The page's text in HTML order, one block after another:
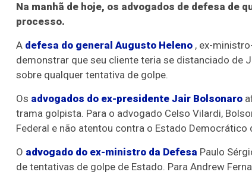
Na manhã de hoje, os advogados de defesa de
processo.
A defesa do general Augusto Heleno , ex-
demonstrar que seu cliente teria se distanciado de
sobre qualquer tentativa de golpe.
Os advogados do ex-presidente Jair Bolsonaro
trama golpista. Para o advogado Celso Vilardi,
Federal e não atentou contra o Estado Democrático
O advogado do ex-ministro da Defesa Paulo
de tentativas de golpe de Estado. Para Andrew